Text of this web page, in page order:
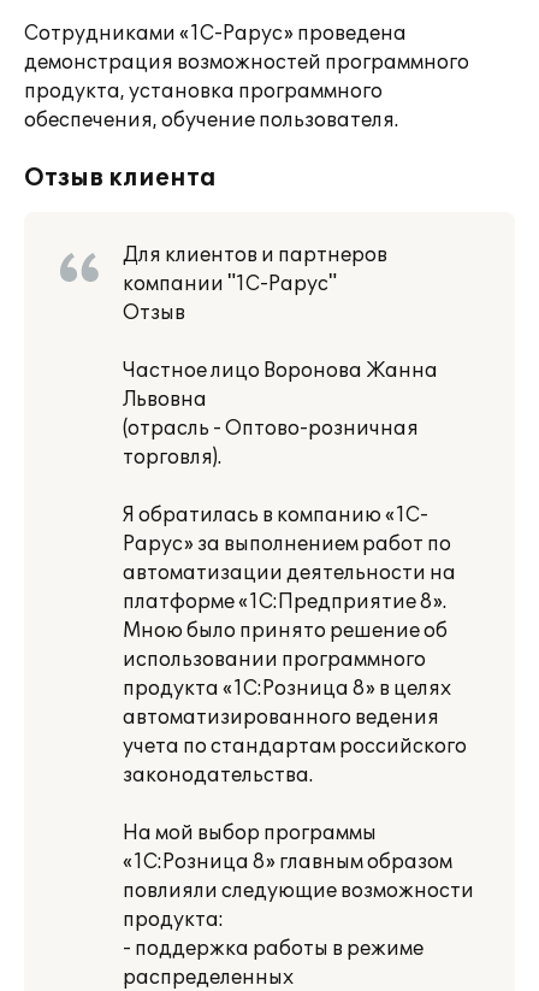
Сотрудниками «1С-Рарус» проведена
демонстрация возможностей программного
продукта, установка программного
обеспечения, обучение пользователя.
Отзыв клиента
Для клиентов и партнеров
компании "1С-Рарус"
Отзыв
Частное лицо Воронова Жанна
Львовна
(отрасль - Оптово-розничная
торговля).
Я обратилась в компанию «1С-
Рарус» за выполнением работ по
автоматизации деятельности на
платформе «1С:Предприятие 8».
Мною было принято решение об
использовании программного
продукта «1С:Розница 8» в целях
автоматизированного ведения
учета по стандартам российского
законодательства.
На мой выбор программы
«1С:Розница 8» главным образом
повлияли следующие возможности
продукта:
- поддержка работы в режиме
распределенных